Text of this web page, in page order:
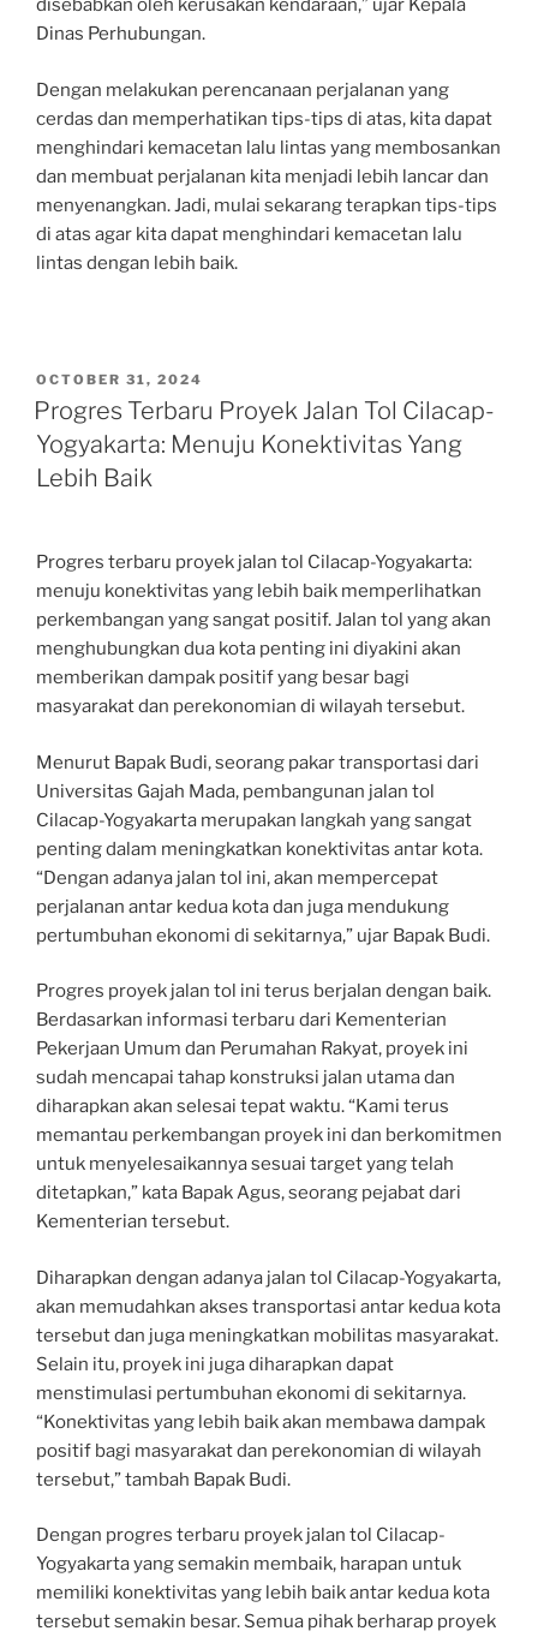
disebabkan oleh kerusakan kendaraan,” ujar Kepala
Dinas Perhubungan.
Dengan melakukan perencanaan perjalanan yang
cerdas dan memperhatikan tips-tips di atas, kita dapat
menghindari kemacetan lalu lintas yang membosankan
dan membuat perjalanan kita menjadi lebih lancar dan
menyenangkan. Jadi, mulai sekarang terapkan tips-tips
di atas agar kita dapat menghindari kemacetan lalu
lintas dengan lebih baik.
POSTED
ON
OCTOBER 31, 2024
Progres Terbaru Proyek Jalan Tol Cilacap-
Yogyakarta: Menuju Konektivitas Yang
Lebih Baik
Progres terbaru proyek jalan tol Cilacap-Yogyakarta:
menuju konektivitas yang lebih baik memperlihatkan
perkembangan yang sangat positif. Jalan tol yang akan
menghubungkan dua kota penting ini diyakini akan
memberikan dampak positif yang besar bagi
masyarakat dan perekonomian di wilayah tersebut.
Menurut Bapak Budi, seorang pakar transportasi dari
Universitas Gajah Mada, pembangunan jalan tol
Cilacap-Yogyakarta merupakan langkah yang sangat
penting dalam meningkatkan konektivitas antar kota.
“Dengan adanya jalan tol ini, akan mempercepat
perjalanan antar kedua kota dan juga mendukung
pertumbuhan ekonomi di sekitarnya,” ujar Bapak Budi.
Progres proyek jalan tol ini terus berjalan dengan baik.
Berdasarkan informasi terbaru dari Kementerian
Pekerjaan Umum dan Perumahan Rakyat, proyek ini
sudah mencapai tahap konstruksi jalan utama dan
diharapkan akan selesai tepat waktu. “Kami terus
memantau perkembangan proyek ini dan berkomitmen
untuk menyelesaikannya sesuai target yang telah
ditetapkan,” kata Bapak Agus, seorang pejabat dari
Kementerian tersebut.
Diharapkan dengan adanya jalan tol Cilacap-Yogyakarta,
akan memudahkan akses transportasi antar kedua kota
tersebut dan juga meningkatkan mobilitas masyarakat.
Selain itu, proyek ini juga diharapkan dapat
menstimulasi pertumbuhan ekonomi di sekitarnya.
“Konektivitas yang lebih baik akan membawa dampak
positif bagi masyarakat dan perekonomian di wilayah
tersebut,” tambah Bapak Budi.
Dengan progres terbaru proyek jalan tol Cilacap-
Yogyakarta yang semakin membaik, harapan untuk
memiliki konektivitas yang lebih baik antar kedua kota
tersebut semakin besar. Semua pihak berharap proyek